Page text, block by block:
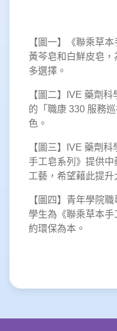
【圖一】《聯乘草
黃芩皂和白鮮皮皂
多選擇。
【圖二】IVE 藥劑
的「職康 330 服務
色。
【圖三】IVE 藥劑
手工皂系列》提供
工藝，希望藉此提升
【圖四】青年學院
學生為《聯乘草本
約環保為本。